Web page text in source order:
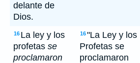
delante de
Dios.
16 La ley y los
profetas se
proclamaron
16"La Ley y los
Profetas se
proclamaron